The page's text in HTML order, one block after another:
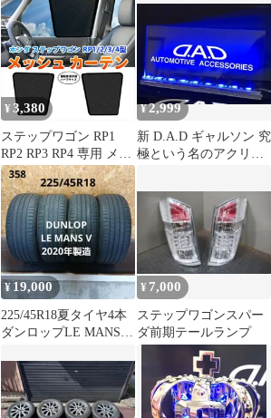
リモコン付き
¥ 3,380
ステップワゴン RP1
RP2 RP3 RP4 専用 メッ
シュカーテン 2P 1列目
運転席 助手席 マグネッ
ト＆フック固定 サンシ
ェード 網戸 ネコポス配
送 Y841
¥2,999
新 D.A.D ギャルソン 究
極という名のアクリル
¥ 19,000
225/45R18夏タイヤ4本
ダンロップLE MANS V
¥ 7,000
ステップワゴンスパー
ダ前期テールランプ